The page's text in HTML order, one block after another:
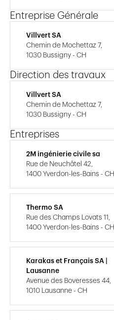
Entreprise Générale
Villvert SA
Chemin de Mochettaz 7,
1030 Bussigny - CH
Direction des travaux
Villvert SA
Chemin de Mochettaz 7,
1030 Bussigny - CH
Entreprises
2M ingénierie civile sa
Rue de Neuchâtel 42,
1400 Yverdon-les-Bains - CH
Thermo SA
Rue des Champs Lovats 11,
1400 Yverdon-les-Bains - CH
Karakas et Français SA |
Lausanne
Avenue des Boveresses 44,
1010 Lausanne - CH